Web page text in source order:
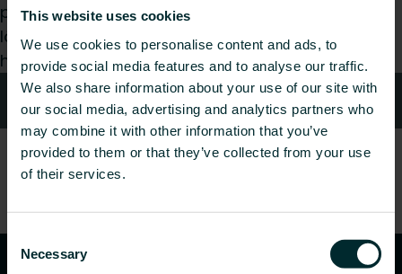
This website uses cookies
We use cookies to personalise content and ads, to
provide social media features and to analyse our traffic.
We also share information about your use of our site with
our social media, advertising and analytics partners who
may combine it with other information that you’ve
provided to them or that they’ve collected from your use
of their services.
Consent
Selection
Necessary
paigaldaja, arhitekt, planeerija, hulgimüüja või
lõppkasutaja, valige kategooria ja me vastame
hea meelega teie päringule.
Kontaktid